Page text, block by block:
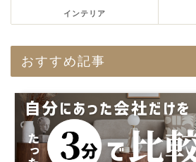
インテリア
おすすめ記事